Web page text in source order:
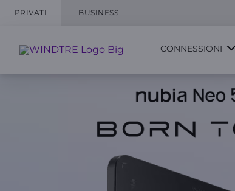
PRIVATI BUSINESS
CONNESSIONI